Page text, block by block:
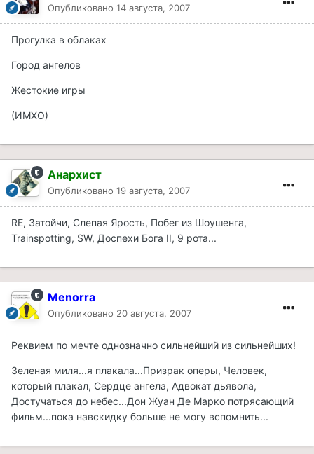
Опубликовано 14 августа, 2007
Прогулка в облаках
Город ангелов
Жестокие игры
(ИМХО)
Анархист
Опубликовано 19 августа, 2007
RE, Затойчи, Слепая Ярость, Побег из Шоушенга,
Trainspotting, SW, Доспехи Бога II, 9 рота...
Menorra
Опубликовано 20 августа, 2007
Реквием по мечте однозначно сильнейший из сильнейших!
Зеленая миля...я плакала...Призрак оперы, Человек,
который плакал, Сердце ангела, Адвокат дьявола,
Достучаться до небес...Дон Жуан Де Марко потрясающий
фильм...пока навскидку больше не могу вспомнить...